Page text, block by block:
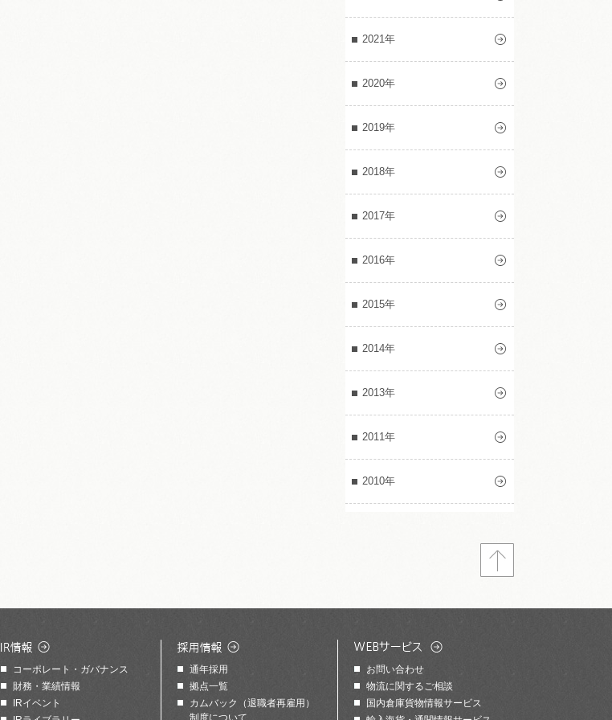
2021年
2020年
2019年
2018年
2017年
2016年
2015年
2014年
2013年
2011年
2010年
コーポレート・ガバナンス
財務・業績情報
IRイベント
通年採用
拠点一覧
カムバック（退職者再雇用）
制度について
お問い合わせ
物流に関するご相談
国内倉庫貨物情報サービス